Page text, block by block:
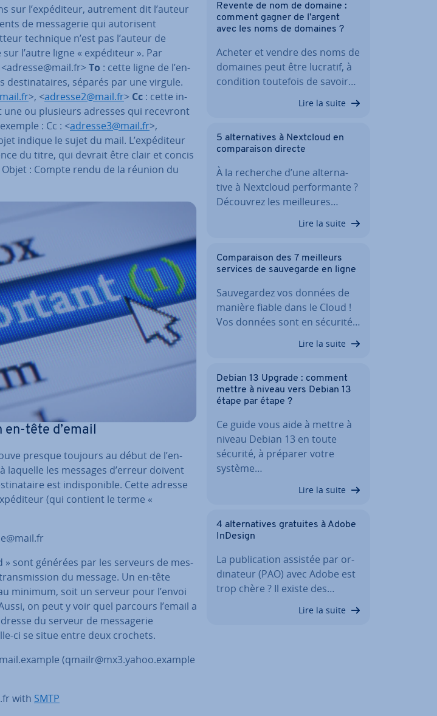
sur l’ex­pé­di­teur, autrement dit l’auteur
de mes­sa­ge­rie qui au­to­ri­sent
technique n’est pas l’auteur de
l’autre ligne « ex­pé­di­teur ». Par
To : cette ligne de l’en-
des­ti­na­taires, séparés par une virgule.
>, <adresse2@mail.fr> Cc : cette in­
ou plusieurs adresses qui recevront
: Cc : <adresse3@mail.fr>,
indique le sujet du mail. L’ex­pé­di­teur
du titre, qui devrait être clair et concis
: Compte rendu de la réunion du
en-tête d’email
presque toujours au début de l’en-
laquelle les messages d’erreur doivent
est in­dis­po­nible. Cette adresse
(qui contient le terme «
» sont générées par les serveurs de mes­
du message. Un en-tête
minimum, soit un serveur pour l’envoi
on peut y voir quel parcours l’email a
du serveur de mes­sa­ge­rie
ci se situe entre deux crochets.
(qmailr@mx3.yahoo.example
with SMTP
Revente de nom de domaine :
comment gagner de l’argent
avec les noms de domaines ?
Acheter et vendre des noms de
domaines peut être lucratif, à
condition toutefois de savoir…
Lire la suite
5 al­ter­na­tives à Nextcloud en
com­pa­rai­son directe
À la recherche d’une al­ter­na­
tive à Nextcloud per­for­mante ?
Découvrez les meil­leures…
Lire la suite
Com­pa­rai­son des 7 meilleurs
services de sau­ve­garde en ligne
Sau­ve­gar­dez vos données de
manière fiable dans le Cloud !
Vos données sont en sécurité…
Lire la suite
Debian 13 Upgrade : comment
mettre à niveau vers Debian 13
étape par étape ?
Ce guide vous aide à mettre à
niveau Debian 13 en toute
sécurité, à préparer votre
système…
Lire la suite
4 al­ter­na­tives gratuites à Adobe
InDesign
La pu­bli­ca­tion assistée par or­
di­na­teur (PAO) avec Adobe est
trop chère ? Il existe des…
Lire la suite